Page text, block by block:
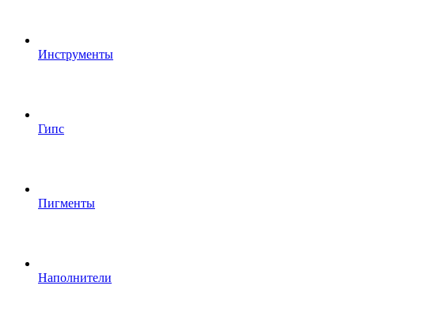
Инструменты
Гипс
Пигменты
Наполнители